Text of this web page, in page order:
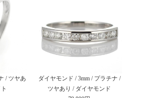
/ ツヤあ
ダイヤモンド / 3mm / プラチナ /
ツヤあり / ダイヤモンド